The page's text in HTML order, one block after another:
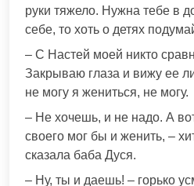
руки тяжело. Нужна тебе в
себе, то хоть о детях
– С Настей моей никто
Закрываю глаза и вижу ее
не могу я жениться, не могу.
– Не хочешь, и не надо. А
своего мог бы и женить, –
сказала баба Дуся.
– Ну, ты и даешь! – горько